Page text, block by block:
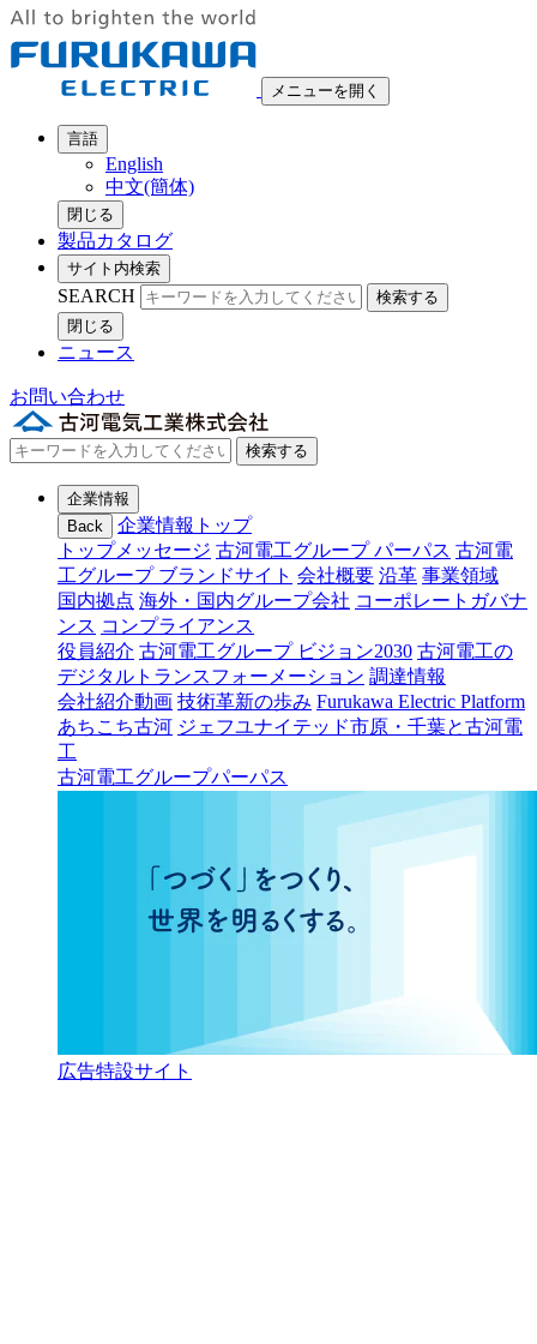
メニューを開く
言語
English
中文(簡体)
閉じる
製品カタログ
サイト内検索
SEARCH
検索する
閉じる
ニュース
お問い合わせ
検索する
企業情報
Back
企業情報トップ
トップメッセージ 古河電工グループ パーパス 古河電
工グループ ブランドサイト 会社概要 沿革 事業領域
国内拠点 海外・国内グループ会社 コーポレートガバナ
ンス コンプライアンス
役員紹介 古河電工グループ ビジョン2030 古河電工の
デジタルトランスフォーメーション 調達情報
会社紹介動画 技術革新の歩み Furukawa Electric Platform
あちこち古河 ジェフユナイテッド市原・千葉と古河電
工
古河電工グループパーパス
広告特設サイト